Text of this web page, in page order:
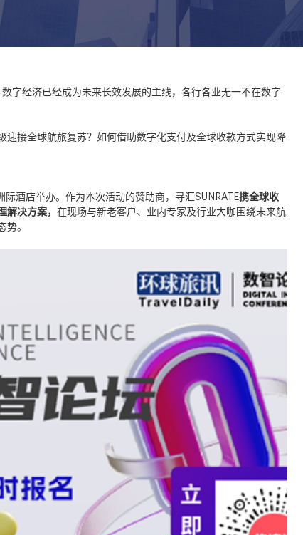
字经济已经成为未来长效发展的主线，各行各业无一不在数字
接全球航旅复苏？如何借助数字化支付及全球收款方式实现降
酒店举办。作为本次活动的赞助商，寻汇SUNRATE携全球收
决方案， 在现场与新老客户、业内专家及行业大咖围绕未来航
。